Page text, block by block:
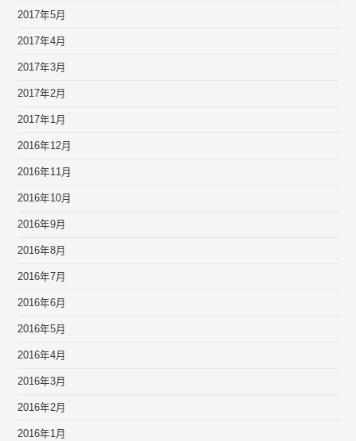
2017年5月
2017年4月
2017年3月
2017年2月
2017年1月
2016年12月
2016年11月
2016年10月
2016年9月
2016年8月
2016年7月
2016年6月
2016年5月
2016年4月
2016年3月
2016年2月
2016年1月